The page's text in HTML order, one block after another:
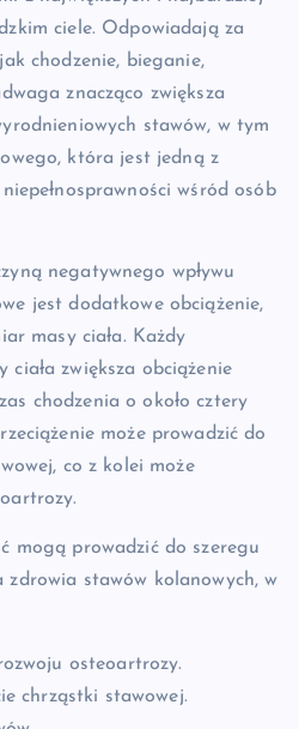
ciele. Odpowiadają za
chodzenie, bieganie,
znacząco zwiększa
stawów, w tym
która jest jedną z
wśród osób
negatywnego wpływu
jest dodatkowe obciążenie,
masy ciała. Każdy
zwiększa obciążenie
chodzenia o około cztery
może prowadzić do
co z kolei może
mogą prowadzić do szeregu
stawów kolanowych, w
osteoartrozy.
chrząstki stawowej.